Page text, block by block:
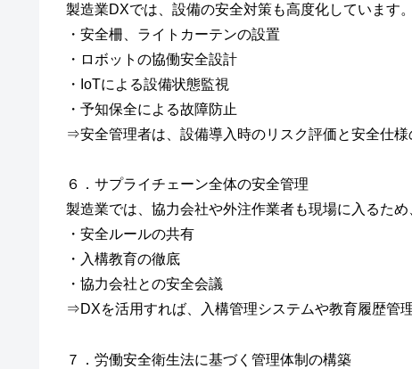
製造業DXでは、設備の安全対策も高度化しています。
・安全柵、ライトカーテンの設置
・ロボットの協働安全設計
・IoTによる設備状態監視
・予知保全による故障防止
⇒安全管理者は、設備導入時のリスク評価と安全仕様
６．サプライチェーン全体の安全管理
製造業では、協力会社や外注作業者も現場に入るた
・安全ルールの共有
・入構教育の徹底
・協力会社との安全会議
⇒DXを活用すれば、入構管理システムや教育履歴管
７．労働安全衛生法に基づく管理体制の構築